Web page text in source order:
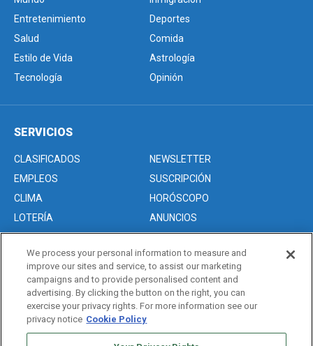
Entretenimiento
Deportes
Salud
Comida
Estilo de Vida
Astrología
Tecnología
Opinión
SERVICIOS
CLASIFICADOS
NEWSLETTER
EMPLEOS
SUSCRIPCIÓN
CLIMA
HORÓSCOPO
LOTERÍA
ANUNCIOS
Acerca de nosotros
Advertise with Us/Anuncios
Politica de Privacidad
Editorial Guidelines
We process your personal information to measure and
improve our sites and service, to assist our marketing
campaigns and to provide personalised content and
advertising. By clicking the button on the right, you can
exercise your privacy rights. For more information see our
privacy notice Cookie Policy